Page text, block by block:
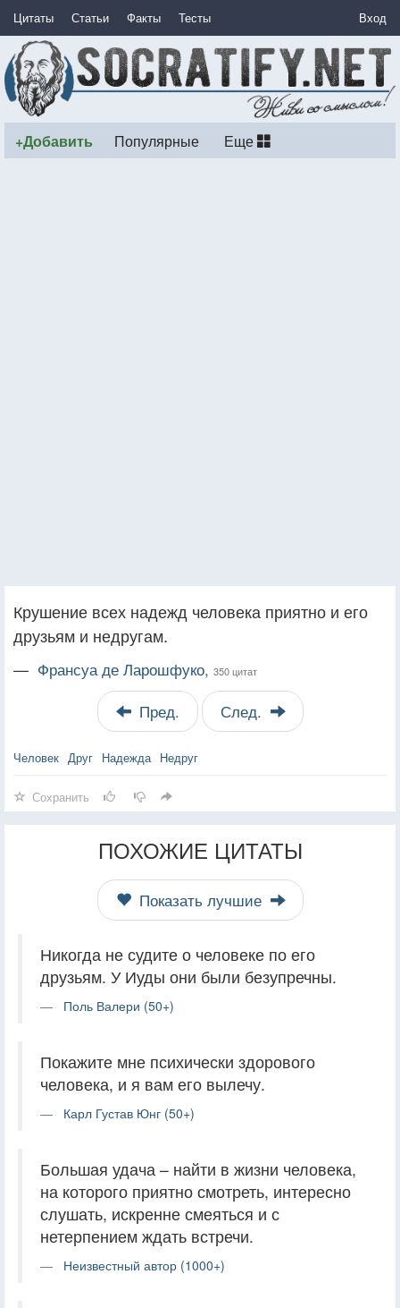
Цитаты Статьи Факты Тесты Вход
+Добавить Популярные Еще
Крушение всех надежд человека приятно и его
друзьям и недругам.
— Франсуа де Ларошфуко, 350 цитат
Пред. След.
Человек Друг Надежда Недруг
Сохранить
ПОХОЖИЕ ЦИТАТЫ
Показать лучшие
Никогда не судите о человеке по его
друзьям. У Иуды они были безупречны.
Поль Валери (50+)
Покажите мне психически здорового
человека, и я вам его вылечу.
Карл Густав Юнг (50+)
Большая удача – найти в жизни человека,
на которого приятно смотреть, интересно
слушать, искренне смеяться и с
нетерпением ждать встречи.
Неизвестный автор (1000+)